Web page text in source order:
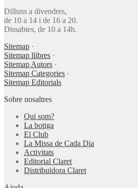
Dilluns a divendres,
de 10 a 14 i de 16 a 20.
Dissabtes, de 10 a 14h.
Sitemap ·
Sitemap llibres ·
Sitemap Autors ·
Sitemap Categories ·
Sitemap Editorials
Sobre nosaltres
Qui som?
La botiga
El Club
La Missa de Cada Dia
Activitats
Editorial Claret
Distribuïdora Claret